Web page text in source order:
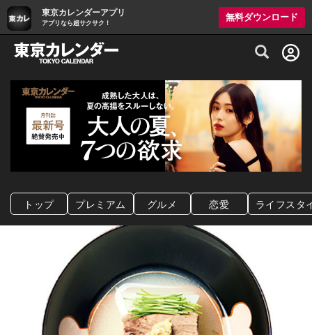
東京カレンダーアプリ
アプリなら超サクサク！
無料ダウンロード
グルメ情報・プレミアムレストラン予約
トップ プレミアム グルメ 恋愛 ライフスタ